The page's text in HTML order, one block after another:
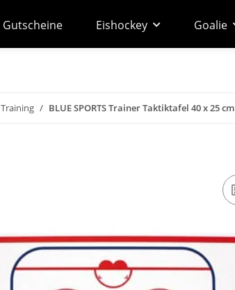
Gutscheine Eishockey Goalie
Training BLUE SPORTS Trainer Taktiktafel 40 x 25 cm